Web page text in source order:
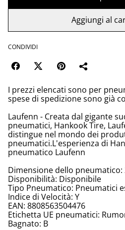
Aggiungi al
CONDIVIDI
I prezzi elencati sono per
spese di spedizione sono già
Laufenn - Creata dal gigante
pneumatici, Hankook Tire,
distingue nel mondo dei
pneumatici.L'esperienza di
pneumatico Laufenn
Dimensione dello pneumatico:
Disponibilità: Disponibile
Tipo Pneumatico: Pneumatici
Indice di Velocità: Y
EAN: 8808563504476
Etichetta UE pneumatici:
Bagnato: B